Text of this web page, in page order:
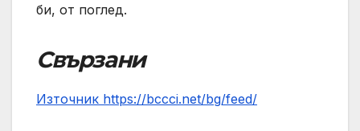
би, от поглед.
Свързани
Източник https://bccci.net/bg/feed/